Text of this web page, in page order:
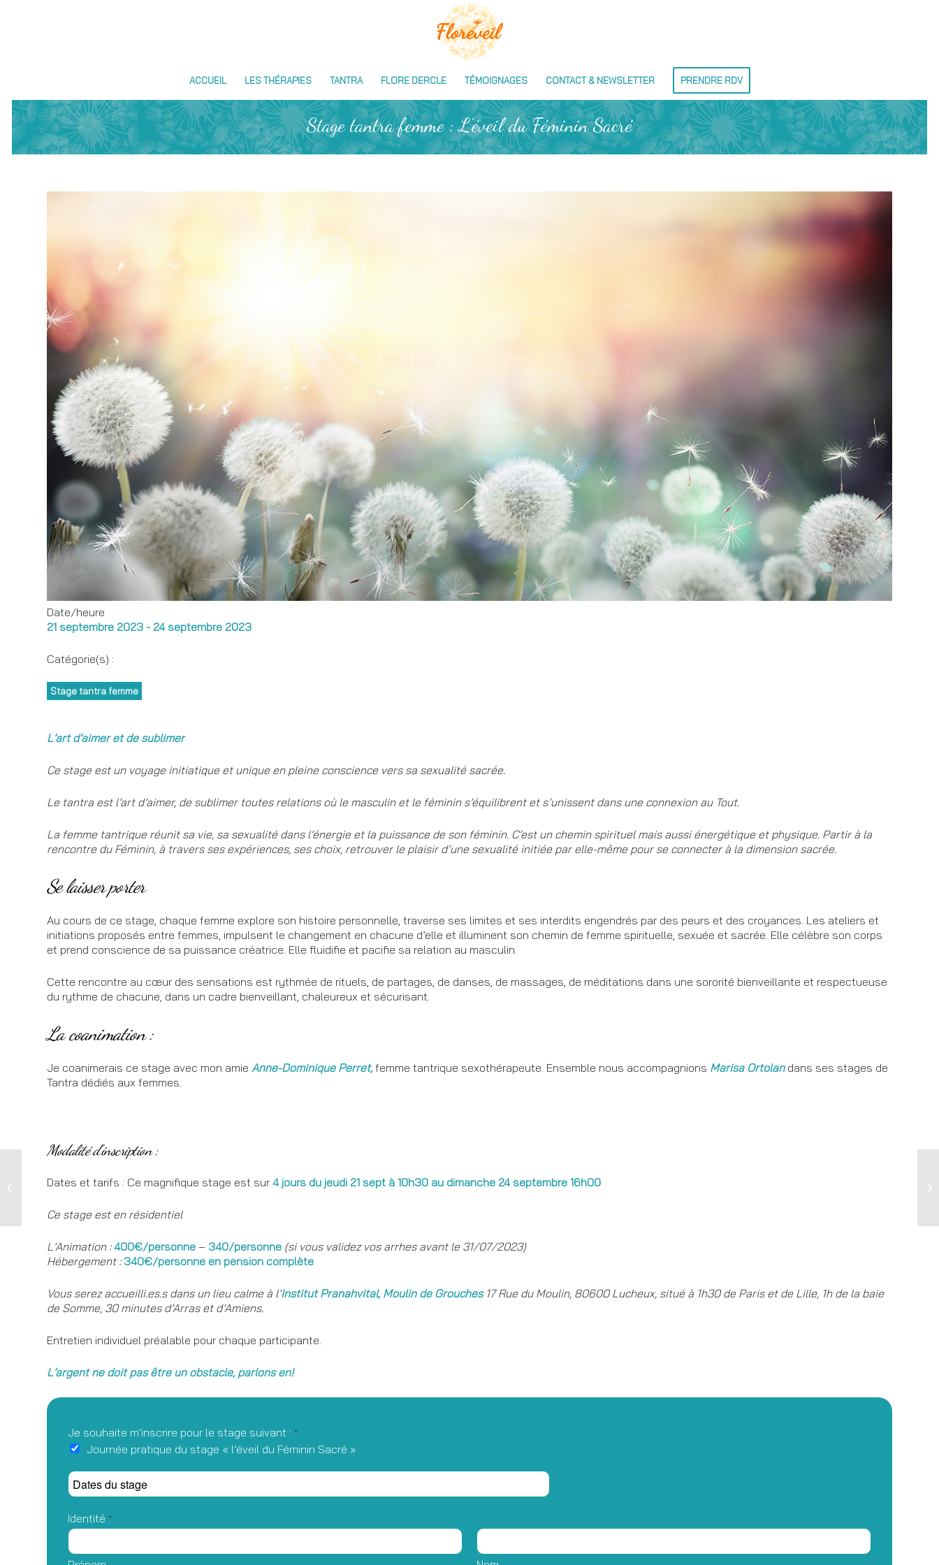
ACCUEIL LES THÉRAPIES TANTRA FLORE DERCLE TÉMOIGNAGES CONTACT & NEWSLETTER PRENDRE RDV
Stage tantra femme : L’éveil du Féminin Sacré
Date/heure
21 septembre 2023 - 24 septembre 2023
Catégorie(s) :
Stage tantra femme
L’art d’aimer et de sublimer
Ce stage est un voyage initiatique et unique en pleine conscience vers sa sexualité sacrée.
Le tantra est l’art d’aimer, de sublimer toutes relations où le masculin et le féminin s’équilibrent et s’unissent dans une connexion au Tout.
La femme tantrique réunit sa vie, sa sexualité dans l’énergie et la puissance de son féminin. C’est un chemin spirituel mais aussi énergétique et physique. Partir à la
rencontre du Féminin, à travers ses expériences, ses choix, retrouver le plaisir d’une sexualité initiée par elle-même pour se connecter à la dimension sacrée.
Se laisser porter
Au cours de ce stage, chaque femme explore son histoire personnelle, traverse ses limites et ses interdits engendrés par des peurs et des croyances. Les ateliers et
initiations proposés entre femmes, impulsent le changement en chacune d’elle et illuminent son chemin de femme spirituelle, sexuée et sacrée. Elle célèbre son corps
et prend conscience de sa puissance créatrice. Elle fluidifie et pacifie sa relation au masculin.
Cette rencontre au cœur des sensations est rythmée de rituels, de partages, de danses, de massages, de méditations dans une sororité bienveillante et respectueuse
du rythme de chacune, dans un cadre bienveillant, chaleureux et sécurisant.
La coanimation :
Je coanimerais ce stage avec mon amie Anne-Dominique Perret,femme tantrique sexothérapeute. Ensemble nous accompagnions Marisa Ortolan dans ses stages de
Tantra dédiés aux femmes.
Modalité d’inscription :
Dates et tarifs : Ce magnifique stage est sur 4 jours du jeudi 21 sept à 10h30 au dimanche 24 septembre 16h00
Ce stage est en résidentiel
L’Animation :400€/personne – 340/personne (si vous validez vos arrhes avant le 31/07/2023)
Hébergement : 340€/personne en pension complète
Vous serez accueilli.es.s dans un lieu calme à l’Institut Pranahvital, Moulin de Grouches17 Rue du Moulin, 80600 Lucheux, situé à 1h30 de Paris et de Lille, 1h de la baie
de Somme, 30 minutes d’Arras et d’Amiens.
Entretien individuel préalable pour chaque participante.
L’argent ne doit pas être un obstacle, parlons en!
Je souhaite m'inscrire pour le stage suivant : *
Journée pratique du stage « l’éveil du Féminin Sacré »
D
a
e
s
d
u
Identité *
Au prélude du Tantra